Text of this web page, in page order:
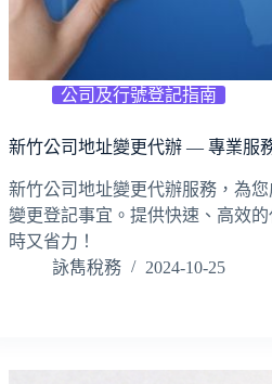
公司及行號登記指南
新竹公司地址變更代辦 — 專業服
新竹公司地址變更代辦服務，為
變更登記事宜。提供快速、高效
時又省力！
詠雋稅務
2024-10-25